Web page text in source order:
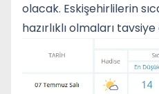
olacak. Eskişehirlilerin
hazırlıklı olmaları